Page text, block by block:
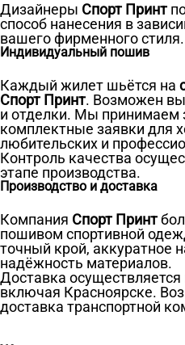
Дизайнеры Спорт Принт
способ нанесения в
вашего фирменного стиля.
Индивидуальный пошив
Каждый жилет шьётся на
Спорт Принт. Возможен
и отделки. Мы принимаем
комплектные заявки для
любительских и
Контроль качества
этапе производства.
Производство и доставка
Компания Спорт Принт
пошивом спортивной
точный крой, аккуратное
надёжность материалов.
Доставка осуществляется
включая Красноярске.
доставка транспортной